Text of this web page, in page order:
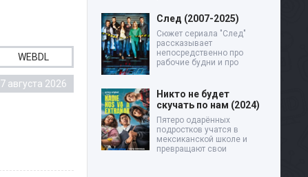
WEBDL
7 августа 2026
След (2007-2025)
Сюжет сериала "След"
рассказывает
непосредственно про
рабочие будни и про
Никто не будет
скучать по нам (2024)
Пятеро одарённых
подростков учатся в
мексиканской школе и
превращают свои